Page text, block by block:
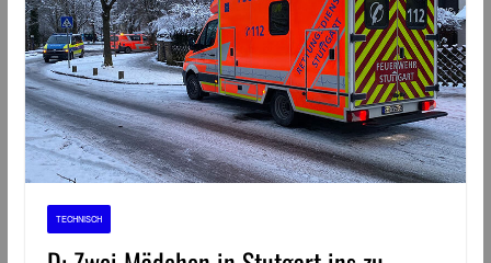
TECHNISCH